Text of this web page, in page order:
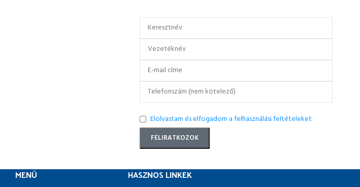
Elolvastam és elfogadom a felhasználási feltételeket
MENÜ HASZNOS LINKEK